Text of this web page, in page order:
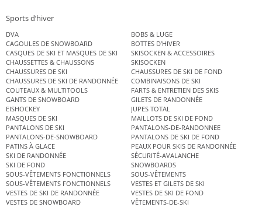
Sports d’hiver
DVA
BOBS & LUGE
CAGOULES DE SNOWBOARD
BOTTES D’HIVER
CASQUES DE SKI ET MASQUES DE SKI
SKISOCKEN & ACCESSOIRES
CHAUSSETTES & CHAUSSONS
SKISOCKEN
CHAUSSURES DE SKI
CHAUSSURES DE SKI DE FOND
CHAUSSURES DE SKI DE RANDONNÉE
COMBINAISONS DE SKI
COUTEAUX & MULTITOOLS
FARTS & ENTRETIEN DES SKIS
GANTS DE SNOWBOARD
GILETS DE RANDONNÉE
EISHOCKEY
JUPES TOTAL
MASQUES DE SKI
MAILLOTS DE SKI DE FOND
PANTALONS DE SKI
PANTALONS-DE-RANDONNEE
PANTALONS-DE-SNOWBOARD
PANTALONS DE SKI DE FOND
PATINS À GLACE
PEAUX POUR SKIS DE RANDONNÉE
SKI DE RANDONNÉE
SÉCURITÉ-AVALANCHE
SKI DE FOND
SNOWBOARDS
SOUS-VÊTEMENTS FONCTIONNELS
SOUS-VÊTEMENTS
SOUS-VÊTEMENTS FONCTIONNELS
VESTES ET GILETS DE SKI
VESTES DE SKI DE RANDONNÉE
VESTES DE SKI DE FOND
VESTES DE SNOWBOARD
VÊTEMENTS-DE-SKI